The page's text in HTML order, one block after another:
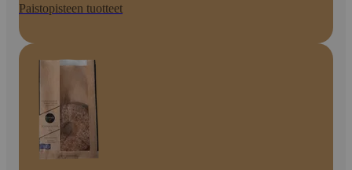
Paistopisteen tuotteet